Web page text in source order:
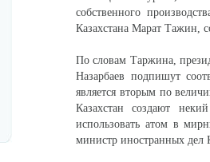
собственного
Казахстана Марат Тажин,
По словам Таржина,
Назарбаев подпишут
является вторым по
Казахстан создают
использовать атом в
министр иностранных дел